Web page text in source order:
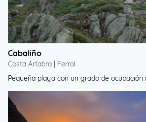
Cabaliño
Costa Ártabra | Ferrol
Pequeña playa con un grado de ocupación